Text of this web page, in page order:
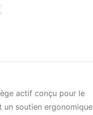
actif conçu pour le
un soutien ergonomique